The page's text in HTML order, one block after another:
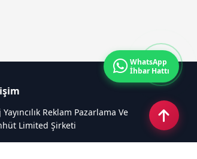
Reklam Pazarlama Ve
Limited Şirketi
WhatsApp
İhbar Hattı